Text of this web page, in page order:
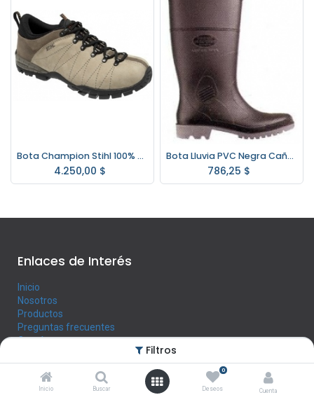
Filtros
Inicio Buscar
0
Deseos Cuenta
Bota Champion Stihl 100% Cuero 38 Al 44
4.250,00 $
Bota Lluvia PVC Negra Caña Larga
786,25 $
Enlaces de Interés
Inicio
Nosotros
Productos
Preguntas frecuentes
Contáctenos
Horario